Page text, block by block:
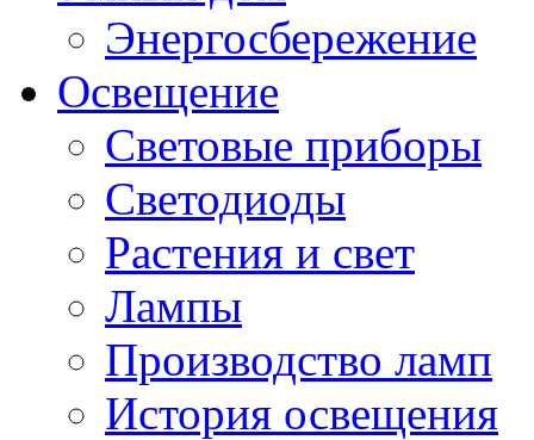
Энергосбережение
Освещение
Световые приборы
Светодиоды
Растения и свет
Лампы
Производство ламп
История освещения